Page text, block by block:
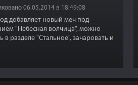
06.05.2014 в 18:49:08
добавляет новый меч под
"Небесная волчица", можно
в разделе "Стальное", зачаровать и